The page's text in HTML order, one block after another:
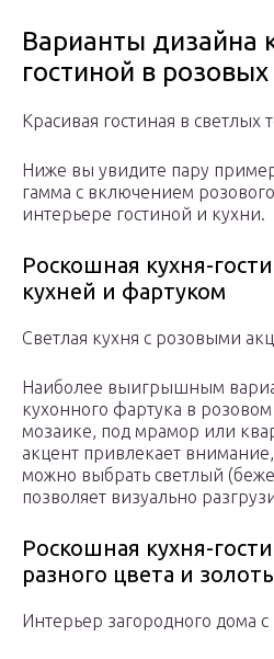
Варианты дизайна
гостиной в
Красивая гостиная в светлых
Ниже вы увидите пару
гамма с включением
интерьере гостиной и кухни.
Роскошная кухня-
кухней и фартуком
Светлая кухня с розовыми
Наиболее выигрышным
кухонного фартука в
мозаике, под мрамор или
акцент привлекает
можно выбрать светлый
позволяет визуально
Роскошная кухня-
разного цвета и
Интерьер загородного дома